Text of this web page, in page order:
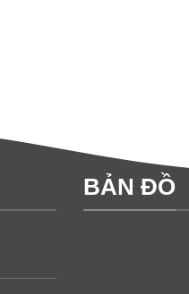
BẢN ĐỒ